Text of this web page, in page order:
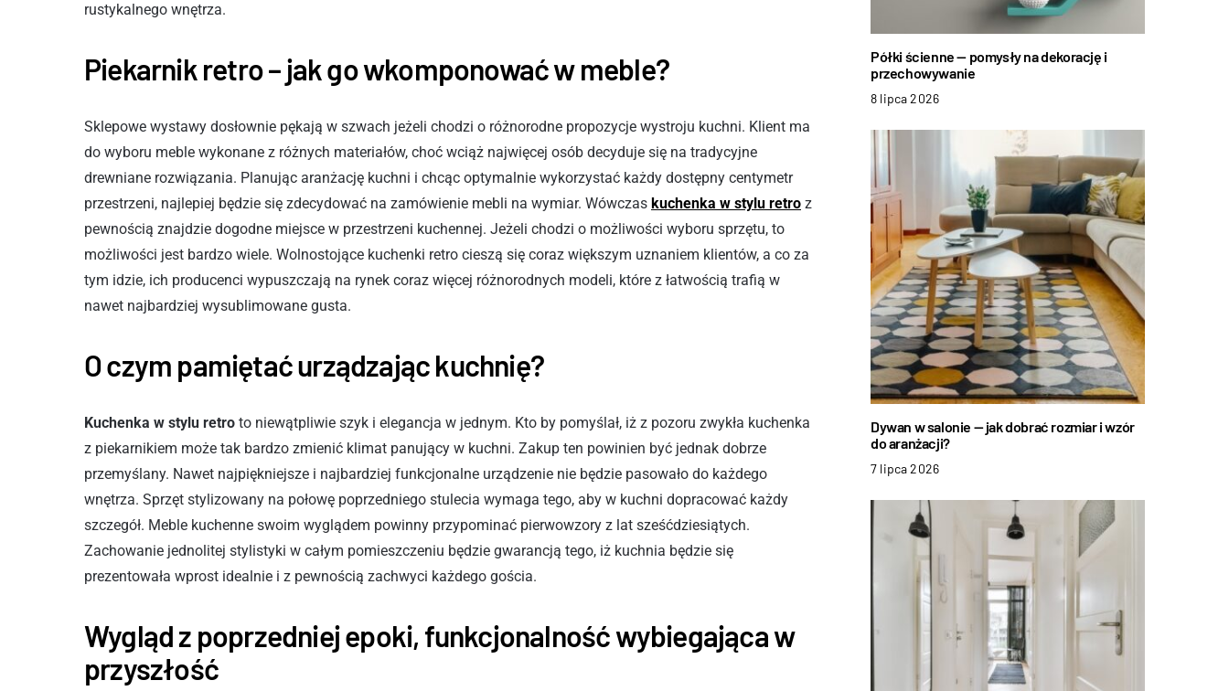
rustykalnego wnętrza.
Piekarnik retro – jak go wkomponować w meble?
Sklepowe wystawy dosłownie pękają w szwach jeżeli chodzi o różnorodne propozycje wystroju kuchni. Klient ma
do wyboru meble wykonane z różnych materiałów, choć wciąż najwięcej osób decyduje się na tradycyjne
drewniane rozwiązania. Planując aranżację kuchni i chcąc optymalnie wykorzystać każdy dostępny centymetr
przestrzeni, najlepiej będzie się zdecydować na zamówienie mebli na wymiar. Wówczas kuchenka w stylu retro z
pewnością znajdzie dogodne miejsce w przestrzeni kuchennej. Jeżeli chodzi o możliwości wyboru sprzętu, to
możliwości jest bardzo wiele. Wolnostojące kuchenki retro cieszą się coraz większym uznaniem klientów, a co za
tym idzie, ich producenci wypuszczają na rynek coraz więcej różnorodnych modeli, które z łatwością trafią w
nawet najbardziej wysublimowane gusta.
O czym pamiętać urządzając kuchnię?
Kuchenka w stylu retro to niewątpliwie szyk i elegancja w jednym. Kto by pomyślał, iż z pozoru zwykła kuchenka
z piekarnikiem może tak bardzo zmienić klimat panujący w kuchni. Zakup ten powinien być jednak dobrze
przemyślany. Nawet najpiękniejsze i najbardziej funkcjonalne urządzenie nie będzie pasowało do każdego
wnętrza. Sprzęt stylizowany na połowę poprzedniego stulecia wymaga tego, aby w kuchni dopracować każdy
szczegół. Meble kuchenne swoim wyglądem powinny przypominać pierwowzory z lat sześćdziesiątych.
Zachowanie jednolitej stylistyki w całym pomieszczeniu będzie gwarancją tego, iż kuchnia będzie się
prezentowała wprost idealnie i z pewnością zachwyci każdego gościa.
Wygląd z poprzedniej epoki, funkcjonalność wybiegająca w
przyszłość
Półki ścienne — pomysły na dekorację i
przechowywanie
8 lipca 2026
Dywan w salonie — jak dobrać rozmiar i wzór
do aranżacji?
7 lipca 2026